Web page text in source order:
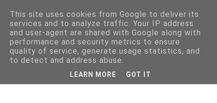
This site uses cookies from Google to deliver its
services and to analyze traffic. Your IP address
and user-agent are shared with Google along with
performance and security metrics to ensure
quality of service, generate usage statistics, and
to detect and address abuse.
LEARN MORE GOT IT